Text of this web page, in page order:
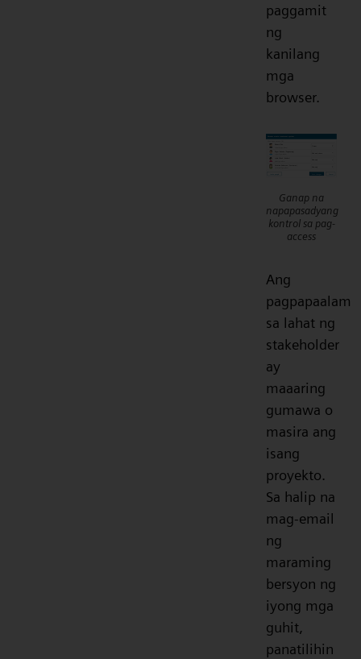
paggamit
ng
kanilang
mga
browser.
Ganap na
napapasadyang
kontrol sa pag-
access
Ang
pagpapaalam
sa lahat ng
stakeholder
ay
maaaring
gumawa o
masira ang
isang
proyekto.
Sa halip na
mag-email
ng
maraming
bersyon ng
iyong mga
guhit,
panatilihin